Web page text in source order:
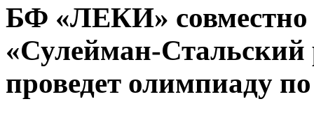
БФ «ЛЕКИ»
«Сулейман-Стальский
проведет олимпиаду